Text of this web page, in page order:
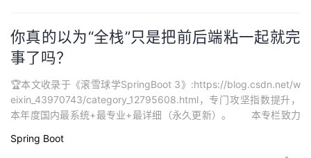
你真的以为“全栈”只是把前后端粘一起就完
事了吗？
🏆本文收录于《滚雪球学SpringBoot 3》:https://blog.csdn.net/w
eixin_43970743/category_12795608.html，专门攻坚指数提升，
本年度国内最系统+最专业+最详细（永久更新）。 本专栏致力
网独家首发，打造精品专栏，专栏持续更新中…欢迎大家订阅持续学
Spring Boot